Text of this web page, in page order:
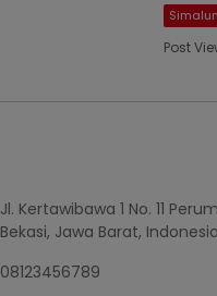
Post
Jl. Kertawibawa 1 No. 11
Bekasi, Jawa Barat, Indonesia
08123456789